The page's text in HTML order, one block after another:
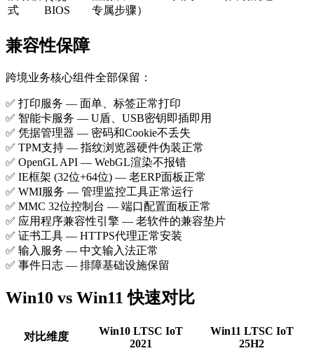
式
BIOS
专属步骤）
兼容性保障
跨境业务核心组件全部保留：
✅ 打印服务 — 面单、标签正常打印
✅ 智能卡服务 — U盾、USB密钥即插即用
✅ 凭据管理器 — 密码和Cookie不丢失
✅ TPM支持 — 指纹浏览器硬件伪装正常
✅ OpenGL API — WebGL渲染不报错
✅ IE框架 (32位+64位) — 老ERP面板正常
✅ WMI服务 — 管理监控工具正常运行
✅ MMC 32位控制台 — 端口配置面板正常
✅ 应用程序兼容性引擎 — 老软件的兼容垫片
✅ 证书工具 — HTTPS代理正常安装
✅ 输入服务 — 中文输入法正常
✅ 事件日志 — 排障基础设施保留
Win10 vs Win11 快速对比
对比维度
Win10 LTSC IoT
2021
Win11 LTSC IoT
25H2